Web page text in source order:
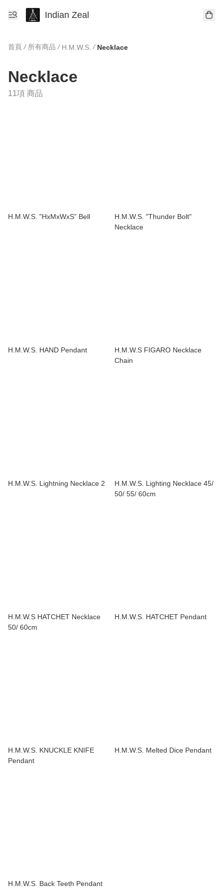
Indian Zeal
首頁 / 所有商品 / H.M.W.S. / Necklace
Necklace
11項 商品
H.M.W.S. "HxMxWxS” Bell
H.M.W.S. "Thunder Bolt"
Necklace
H.M.W.S. HAND Pendant
H.M.W.S FIGARO Necklace
Chain
H.M.W.S. Lightning Necklace 2
H.M.W.S. Lighting Necklace 45/
50/ 55/ 60cm
H.M.W.S HATCHET Necklace
50/ 60cm
H.M.W.S. HATCHET Pendant
H.M.W.S. KNUCKLE KNIFE
Pendant
H.M.W.S. Melted Dice Pendant
H.M.W.S. Back Teeth Pendant